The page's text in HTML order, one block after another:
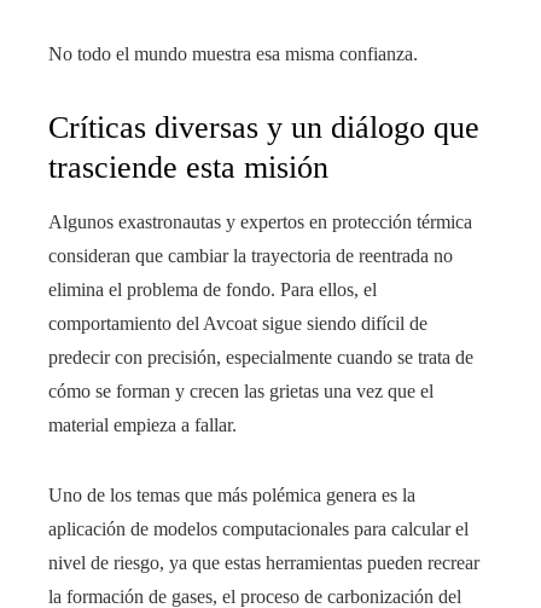
No todo el mundo muestra esa misma confianza.
Críticas diversas y un diálogo que
trasciende esta misión
Algunos exastronautas y expertos en protección térmica
consideran que cambiar la trayectoria de reentrada no
elimina el problema de fondo. Para ellos, el
comportamiento del Avcoat sigue siendo difícil de
predecir con precisión, especialmente cuando se trata de
cómo se forman y crecen las grietas una vez que el
material empieza a fallar.
Uno de los temas que más polémica genera es la
aplicación de modelos computacionales para calcular el
nivel de riesgo, ya que estas herramientas pueden recrear
la formación de gases, el proceso de carbonización del